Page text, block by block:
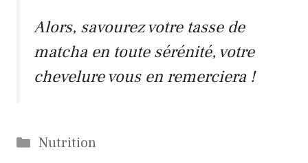
Alors, savourez votre tasse de
matcha en toute sérénité, votre
chevelure vous en remerciera !
Catégories
Nutrition